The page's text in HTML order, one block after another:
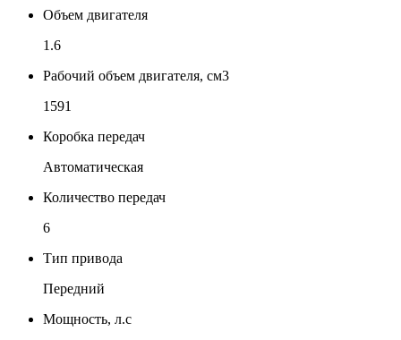
Объем двигателя
1.6
Рабочий объем двигателя, см3
1591
Коробка передач
Автоматическая
Количество передач
6
Тип привода
Передний
Мощность, л.с